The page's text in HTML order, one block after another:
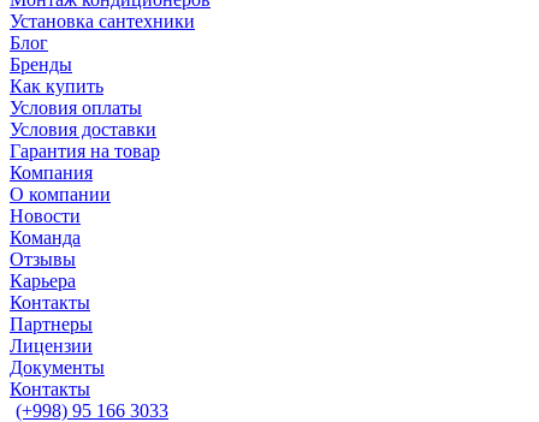
Установка сантехники
Блог
Бренды
Как купить
Условия оплаты
Условия доставки
Гарантия на товар
Компания
О компании
Новости
Команда
Отзывы
Карьера
Контакты
Партнеры
Лицензии
Документы
Контакты
(+998) 95 166 3033